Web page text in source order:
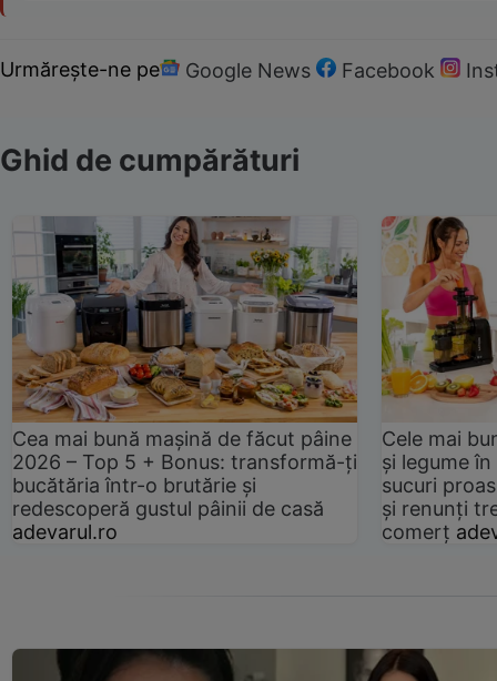
Urmărește-ne pe Google News Facebook
Ghid de cumpărături
Cea mai bună mașină de făcut pâine
2026 – Top 5 + Bonus: transformă-ți
bucătăria într-o brutărie și
redescoperă gustul pâinii de casă
adevarul.ro
Cele mai
și legume
sucuri
și renunți
comerț